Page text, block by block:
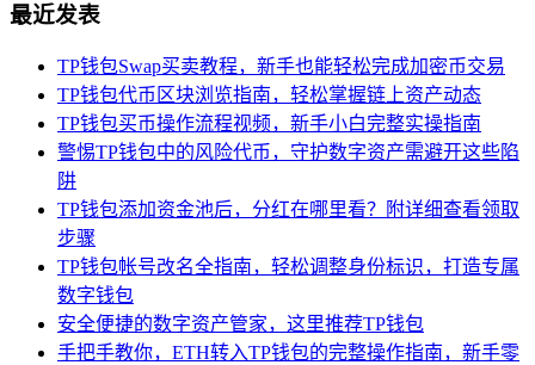
最近发表
TP钱包Swap买卖教程，新手也能轻松完成加密币交易
TP钱包代币区块浏览指南，轻松掌握链上资产动态
TP钱包买币操作流程视频，新手小白完整实操指南
警惕TP钱包中的风险代币，守护数字资产需避开这些陷
阱
TP钱包添加资金池后，分红在哪里看？附详细查看领取
步骤
TP钱包帐号改名全指南，轻松调整身份标识，打造专属
数字钱包
安全便捷的数字资产管家，这里推荐TP钱包
手把手教你，ETH转入TP钱包的完整操作指南，新手零